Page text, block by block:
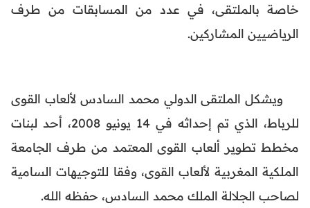
خاصة بالملتقى، في عدد من المسابقات من طرف
الرياضيين المشاركين.
ويشكل الملتقى الدولي محمد السادس لألعاب القوى
للرباط، الذي تم إحداثه في 14 يونيو 2008، أحد لبنات
مخطط تطوير ألعاب القوى المعتمد من طرف الجامعة
الملكية المغربية لألعاب القوى، وفقا للتوجيهات السامية
لصاحب الجلالة الملك محمد السادس، حفظه الله.